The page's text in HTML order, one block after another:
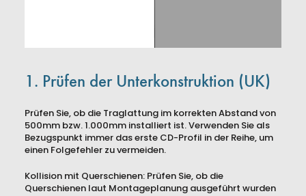
1. Prüfen der Unterkonstruktion (UK)
Prüfen Sie, ob die Traglattung im korrekten Abstand von
500mm bzw. 1.000mm installiert ist. Verwenden Sie als
Bezugspunkt immer das erste CD-Profil in der Reihe, um
einen Folgefehler zu vermeiden.
Kollision mit Querschienen: Prüfen Sie, ob die
Querschienen laut Montageplanung ausgeführt wurden